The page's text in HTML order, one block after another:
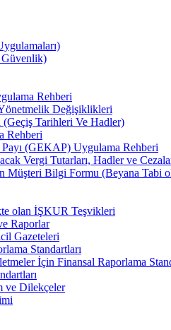
Rehberi
Değişiklikleri
(Geçiş Tarihleri Ve Hadler)
Rehberi
Payı (GEKAP) Uygulama Rehberi
Vergi Tutarları, Hadler ve
Müşteri Bilgi Formu (Beyana Tabi
olan İŞKUR Teşvikleri
Raporlar
Gazeteleri
Standartları
İçin Finansal Raporlama
ve Dilekçeler